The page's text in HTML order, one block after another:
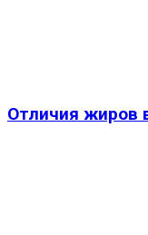
Отличия жиров